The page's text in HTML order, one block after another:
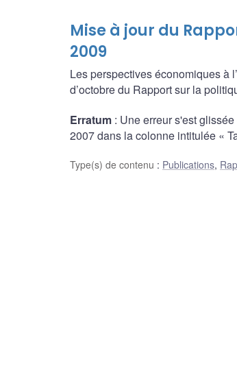
Mise à jour du
2009
Les perspectives économiques à
d’octobre du Rapport sur la
Erratum : Une erreur s'est
2007 dans la colonne intitulée «
Type(s) de contenu : Publications,